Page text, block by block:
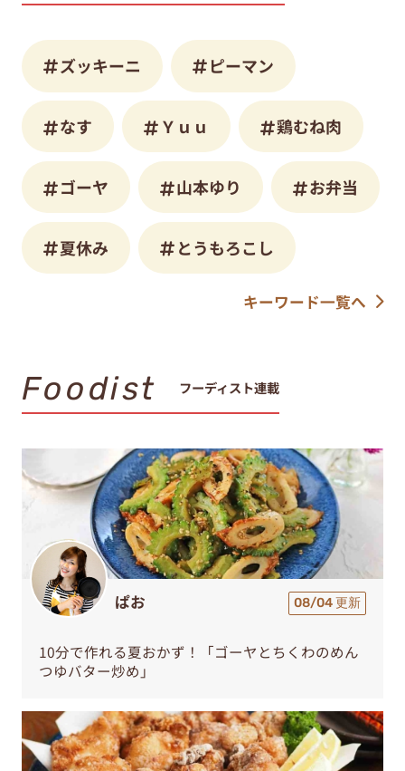
ズッキーニ ピーマン
なす Ｙｕｕ 鶏むね肉
ゴーヤ 山本ゆり お弁当
夏休み とうもろこし
キーワード一覧へ
Foodist フーディスト連載
ぱお 08/04 更新
10分で作れる夏おかず！「ゴーヤとちくわのめん
つゆバター炒め」